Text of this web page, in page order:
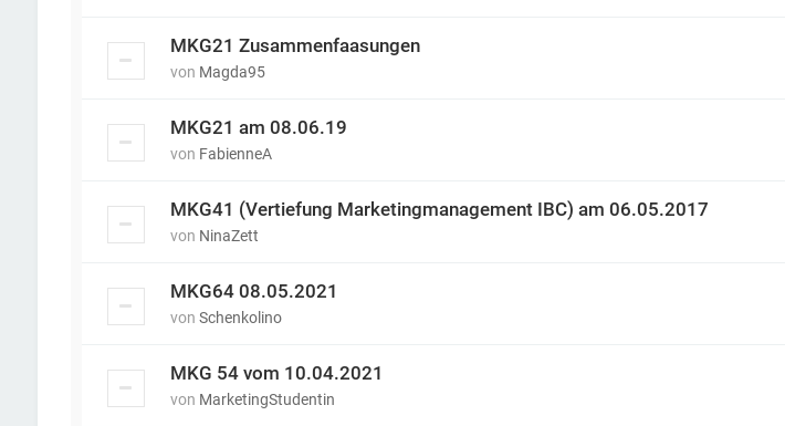
MKG21 Zusammenfaasungen
von Magda95
MKG21 am 08.06.19
von FabienneA
MKG41 (Vertiefung Marketingmanagement IBC) am 06.05.2017
von NinaZett
MKG64 08.05.2021
von Schenkolino
MKG 54 vom 10.04.2021
von MarketingStudentin